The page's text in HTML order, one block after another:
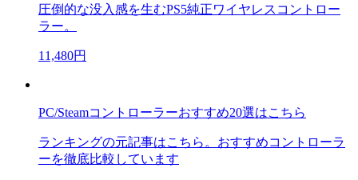
圧倒的な没入感を生むPS5純正ワイヤレスコントロー
ラー。
11,480円
PC/Steamコントローラーおすすめ20選はこちら
ランキングの元記事はこちら。おすすめコントローラ
ーを徹底比較しています